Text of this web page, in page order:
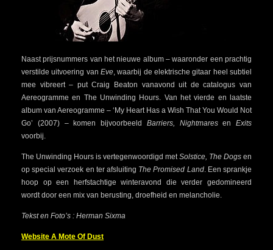
Naast prijsnummers van het nieuwe album – waaronder een prachtig
verstilde uitvoering van Eve, waarbij de elektrische gitaar heel subtiel
mee vibreert – put Craig Beaton vanavond uit de catalogus van
Aereogramme en The Unwinding Hours. Van het vierde en laatste
album van Aereogramme – ‘My Heart Has a Wish That You Would Not
Go’ (2007) – komen bijvoorbeeld Barriers, Nightmaresen Exits
voorbij.
The Unwinding Hours is vertegenwoordigd metSolstice, The Dogs en
op special verzoek en ter afsluiting The Promised Land. Een sprankje
hoop op een herfstachtige winteravond die verder gedomineerd
wordt door een mix van berusting, droefheid en melancholie.
Tekst en Foto’s : Herman Sixma
Website A Mote Of Dust